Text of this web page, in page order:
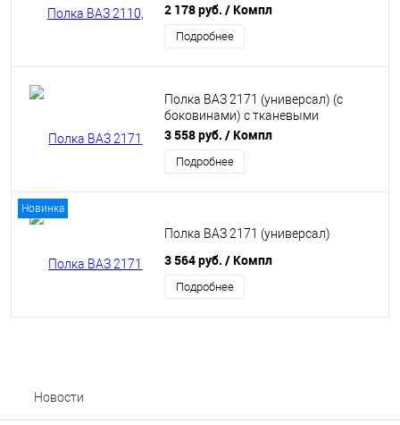
2 178 руб. / Компл
Подробнее
Полка ВАЗ 2171 (универсал) (с
боковинами) с тканевыми
вставками
3 558 руб. / Компл
Подробнее
Новинка
Полка ВАЗ 2171 (универсал)
3 564 руб. / Компл
Подробнее
Новости